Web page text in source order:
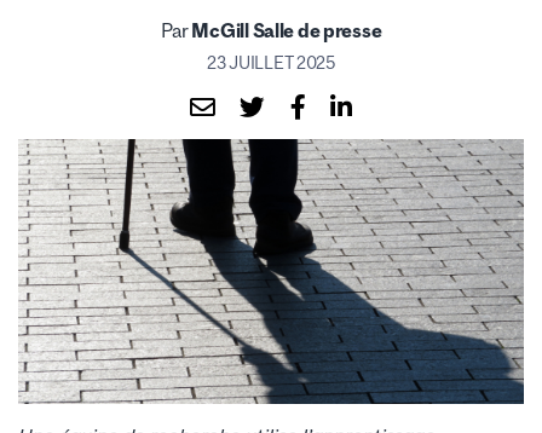
ParMcGill Salle de presse
23 JUILLET 2025